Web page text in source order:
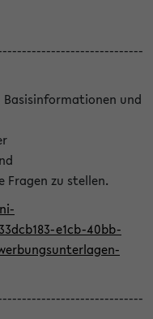
und
Fragen zu stellen.
e1cb-40bb-